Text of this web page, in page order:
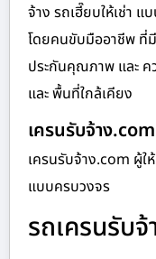
จ้าง รถเฮี๊ยบให้เช่า
โดยคนขับมืออาชีพ ที่
ประกันคุณภาพ และ
และ พื้นที่ใกล้เคียง
เครนรับจ้าง
เครนรับจ้าง.com ผู้ใ
แบบครบวงจร
รถเครนรับจ้